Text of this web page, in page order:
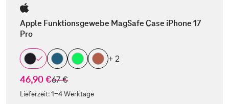
Apple Funktionsgewebe MagSafe Case iPhone 17
Pro
+ 2
46,90 €statt
67 €
Lieferzeit:1-4 Werktage